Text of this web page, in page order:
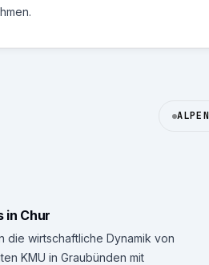
in Chur
die wirtschaftliche Dynamik von
KMU in Graubünden mit